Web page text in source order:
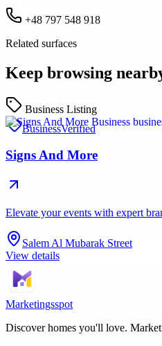
+48 797 548 918
Related surfaces
Keep browsing
Business Listing
BusinessVerified
Signs And More
Elevate your events with expert
Salem Al Mubarak Street
View details
Marketingsspot
Discover homes you'll love.